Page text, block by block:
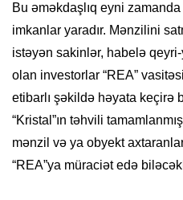
Bu əməkdaşlıq eyni
imkanlar yaradır. Mənzilini
istəyən sakinlər, habelə
olan investorlar “REA”
etibarlı şəkildə həyata keçirə
“Kristal”ın təhvili
mənzil və ya obyekt
“REA”ya müraciət edə